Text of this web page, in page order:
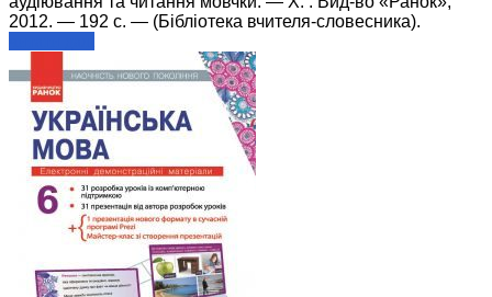
2012. — 192 с. — (Бібліотека вчителя-словесника).